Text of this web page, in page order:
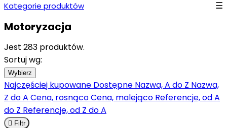
Kategorie produktów
Motoryzacja
Jest 283 produktów.
Sortuj wg:
Wybierz
Najczęściej kupowane Dostępne Nazwa, A do Z Nazwa,
Z do A Cena, rosnącoCena, malejąco Referencje, od A
do Z Referencje, od Z do A
 Filtr